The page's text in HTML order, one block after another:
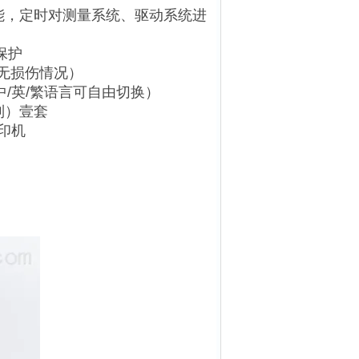
定时对测量系统、驱动系统进
护
伤情况）
/繁语言可自由切换）
壹套
机